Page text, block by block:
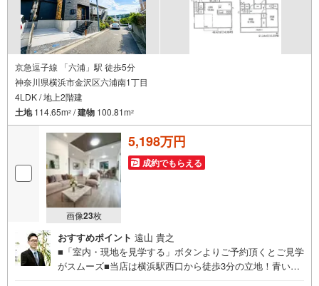
京急逗子線 「六浦」駅 徒歩5分
神奈川県横浜市金沢区六浦南1丁目
4LDK / 地上2階建
土地114.65m2 /建物 100.81m2
画像23枚
5,198万円
成約でもらえる
おすすめポイント 遠山 貴之
■「室内・現地を見学する」ボタンよりご予約頂くとご見学
がスムーズ■当店は横浜駅西口から徒歩3分の立地！青い看